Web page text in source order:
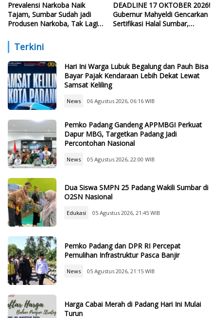
Prevalensi Narkoba Naik
Tajam, Sumbar Sudah jadi
Produsen Narkoba, Tak Lagi
DEADLINE 17 OKTOBER 2026!
Gubernur Mahyeldi Gencarkan
Sertifikasi Halal Sumbar,
Terkini
Hari Ini Warga Lubuk Begalung dan Pauh Bisa
Bayar Pajak Kendaraan Lebih Dekat Lewat
Samsat Keliling
News 06 Agustus 2026, 06:16 WIB
Pemko Padang Gandeng APPMBGI Perkuat
Dapur MBG, Targetkan Padang Jadi
Percontohan Nasional
News 05 Agustus 2026, 22:00 WIB
Dua Siswa SMPN 25 Padang Wakili Sumbar di
O2SN Nasional
Edukasi 05 Agustus 2026, 21:45 WIB
Pemko Padang dan DPR RI Percepat
Pemulihan Infrastruktur Pasca Banjir
News 05 Agustus 2026, 21:15 WIB
Harga Cabai Merah di Padang Hari Ini Mulai
Turun